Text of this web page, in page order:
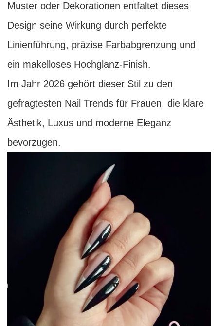
Muster oder Dekorationen entfaltet dieses
Design seine Wirkung durch perfekte
Linienführung, präzise Farbabgrenzung und
ein makelloses Hochglanz-Finish.
Im Jahr 2026 gehört dieser Stil zu den
gefragtesten Nail Trends für Frauen, die klare
Ästhetik, Luxus und moderne Eleganz
bevorzugen.